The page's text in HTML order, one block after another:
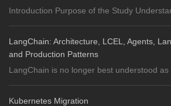
Introduction Purpose of the Study
LangChain: Architecture, LCEL, Agents,
and Production Patterns
LangChain is no longer best understood as
Kubernetes Migration